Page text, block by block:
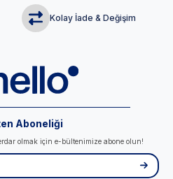
Kolay İade & Değişim
Aboneliği
olmak için e-bültenimize abone olun!